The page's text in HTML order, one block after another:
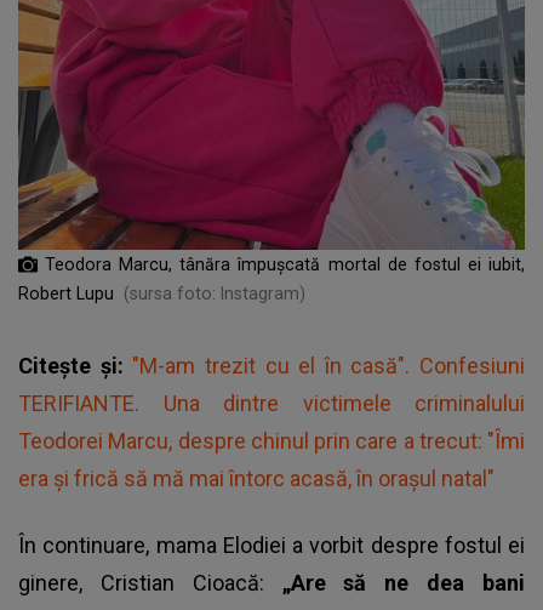
Teodora Marcu, tânăra împușcată mortal de fostul ei iubit,
Robert Lupu
(sursa foto: Instagram)
Citește și: "M-am trezit cu el în casă". Confesiuni
TERIFIANTE. Una dintre victimele criminalului
Teodorei Marcu, despre chinul prin care a trecut: "Îmi
era și frică să mă mai întorc acasă, în orașul natal"
În continuare, mama Elodiei a vorbit despre fostul ei
ginere, Cristian Cioacă: „Are să ne dea bani